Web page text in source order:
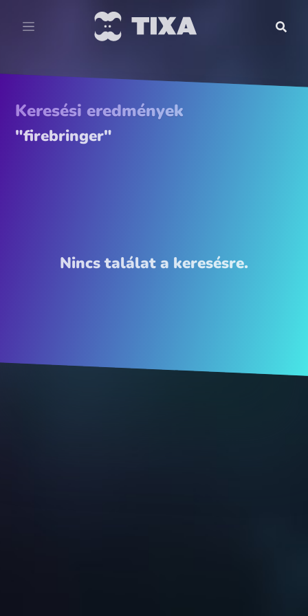
Keresési eredmények
"firebringer"
Nincs találat a keresésre.